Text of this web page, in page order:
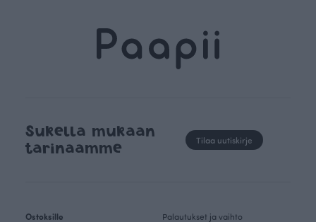
Sukella mukaan
tarinaamme
Tilaa uutiskirje
Ostoksille
Palautukset ja vaihto